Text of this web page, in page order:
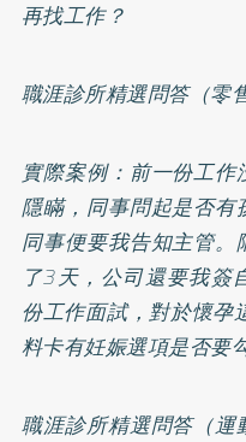
再找工作？
職涯診所精選問答（零
實際案例：前一份工
隱瞞，同事問起是否有
同事便要我告知主管
了3天，公司還要我
份工作面試，對於懷孕
料卡有妊娠選項是否要
職涯診所精選問答（